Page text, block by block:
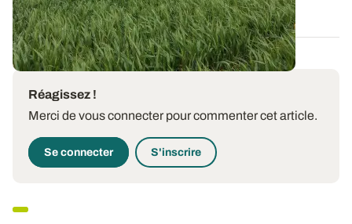
26 JUILL. 2024
Réagissez !
Merci de vous connecter pour commenter cet article.
Se connecter S'inscrire